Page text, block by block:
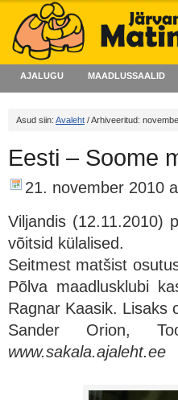
AJALUGU MAADLUSSAALID
Asud siin: Avaleht / Arhiveeritud:
Eesti – Soome
21. november 2010
Viljandis (12.11.2010)
võitsid külalised.
Seitmest matšist
Põlva maadlusklubi
Ragnar Kaasik. Lisaks
Sander Orion,
www.sakala.ajaleht.ee